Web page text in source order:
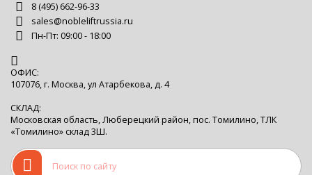
8 (495) 662-96-33
sales@nobleliftrussia.ru
Пн-Пт: 09:00 - 18:00
ОФИС:
107076, г. Москва, ул Атарбекова, д. 4
СКЛАД:
Московская область, Люберецкий район, пос. Томилино, ТЛК
«Томилино» склад 3Ш.